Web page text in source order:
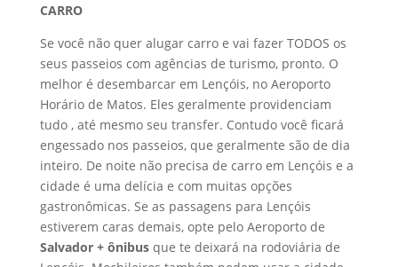
CARRO
Se você não quer alugar carro e vai fazer TODOS os
seus passeios com agências de turismo, pronto. O
melhor é desembarcar em Lençóis, no Aeroporto
Horário de Matos. Eles geralmente providenciam
tudo , até mesmo seu transfer. Contudo você ficará
engessado nos passeios, que geralmente são de dia
inteiro. De noite não precisa de carro em Lençóis e a
cidade é uma delícia e com muitas opções
gastronômicas. Se as passagens para Lençóis
estiverem caras demais, opte pelo Aeroporto de
Salvador + ônibusque te deixará na rodoviária de